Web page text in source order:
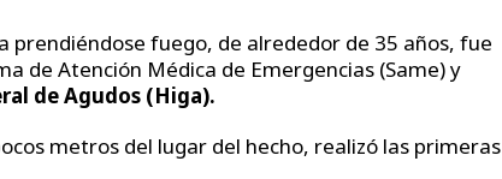
fuego, de alrededor de 35 años, fue
de Atención Médica de Emergencias (Same) y
de Agudos (Higa).
metros del lugar del hecho, realizó las primeras